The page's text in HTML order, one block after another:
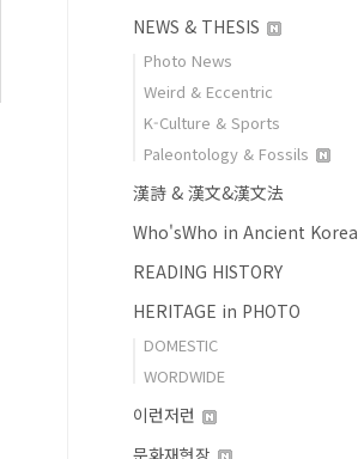
NEWS & THESIS
Photo News
Weird & Eccentric
K-Culture & Sports
Paleontology & Fossils
漢詩 & 漢文&漢文法
Who'sWho in Ancient Korea
READING HISTORY
HERITAGE in PHOTO
DOMESTIC
WORDWIDE
이런저런
문화재현장